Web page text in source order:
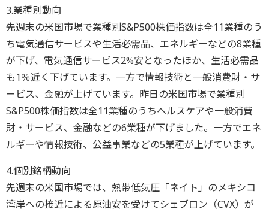
3.業種別動向
先週末の米国市場で業種別S&P500株価指数は全11業種のう
ち電気通信サービスや生活必需品、エネルギーなどの8業種
が下げ、電気通信サービス2%安となったほか、生活必需品
も1％近く下げています。一方で情報技術と一般消費財・サ
ービス、金融が上げています。昨日の米国市場で業種別
S&P500株価指数は全11業種のうちヘルスケアや一般消費
財・サービス、金融などの6業種が下げました。一方でエネ
ルギーや情報技術、公益事業などの5業種が上げています。
4.個別銘柄動向
先週末の米国市場では、熱帯低気圧「ネイト」のメキシコ
湾岸への接近による原油安を受けてシェブロン（CVX）が